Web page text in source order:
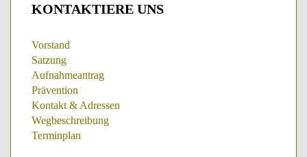
KONTAKTIERE UNS
Vorstand
Satzung
Aufnahmeantrag
Prävention
Kontakt & Adressen
Wegbeschreibung
Terminplan